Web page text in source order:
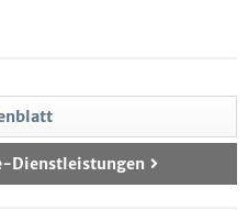
Dienstleistungen